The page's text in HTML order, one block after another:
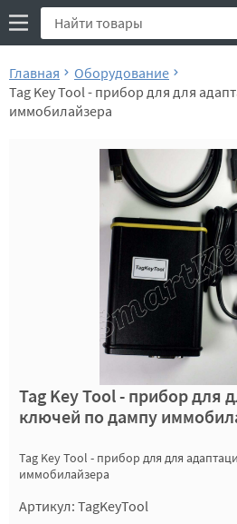
Главная
Оборудование
Tag Key Tool - прибор для для
иммобилайзера
Tag Key Tool - прибор для
ключей по дампу
Tag Key Tool - прибор для для
иммобилайзера
Артикул: TagKeyTool